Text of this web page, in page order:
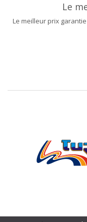
Le
Le meilleur prix